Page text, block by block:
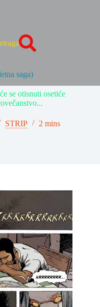
saga)
se otisnuti osetiće
STRIP 2 mins